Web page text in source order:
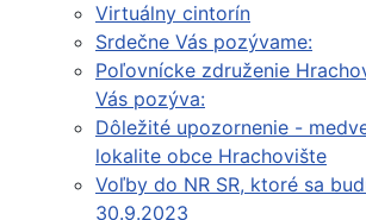
Virtuálny cintorín
Srdečne Vás pozývame:
Poľovnícke združenie
Vás pozýva:
Dôležité upozornenie -
lokalite obce Hrachovište
Voľby do NR SR, ktoré sa
30.9.2023